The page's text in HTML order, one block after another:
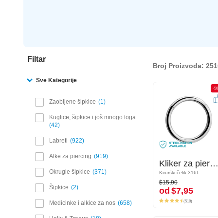
Filtar
Sve Kategorije
Zaobljene šipkice 1
Kuglice, šipkice i još mnogo toga
42
Labreti 922
Alke za piercing 919
Okrugle šipkice 371
Šipkice 2
Medicinke i alkice za nos 658
Broj Proizvoda:
-50%
Kliker za piercing (kirurški čelik, srebrna, sjajna završna obrada)
Kirurški čelik 316L
$15,90
od$7,95
-
Kliker za piercing (kirurški čelik, srebrna, sjajna završna obrada)
Kirurški čelik 316L
$15,90
od $7,95
(518)